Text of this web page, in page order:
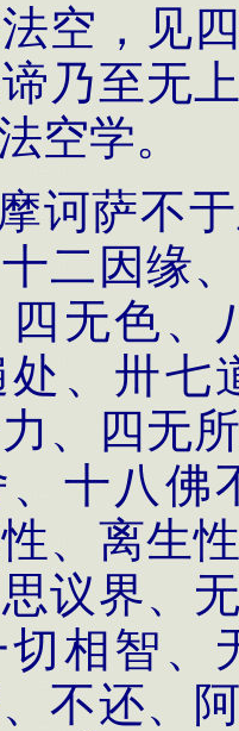
空，见
乃至无
空学。
诃萨不
二因缘
四无色、
处、卅七
、四无
、十八佛
、离生
议界、
相智、
不还、